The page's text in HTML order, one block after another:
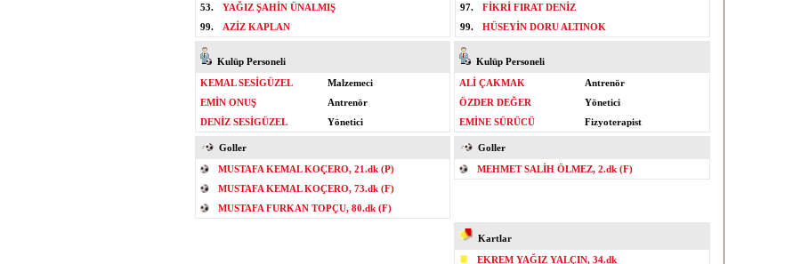
53.
YAĞIZ ŞAHİN ÜNALMIŞ
99.
AZİZ KAPLAN
97.
FİKRİ FIRAT DENİZ
99.
HÜSEYİN DORU ALTINOK
Kulüp Personeli
KEMAL SESİGÜZEL
Malzemeci
EMİN ONUŞ
Antrenör
DENİZ SESİGÜZEL
Yönetici
Kulüp Personeli
ALİ ÇAKMAK
Antrenör
ÖZDER DEĞER
Yönetici
EMİNE SÜRÜCÜ
Fizyoterapist
Goller
MUSTAFA KEMAL KOÇERO, 21.dk (P)
MUSTAFA KEMAL KOÇERO, 73.dk (F)
MUSTAFA FURKAN TOPÇU, 80.dk (F)
Goller
MEHMET SALİH ÖLMEZ, 2.dk (F)
Kartlar
EKREM YAĞIZ YALÇIN, 34.dk